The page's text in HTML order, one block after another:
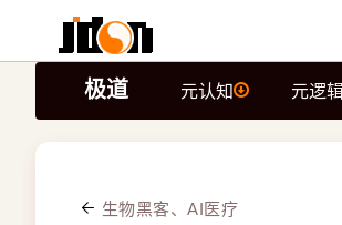
极道 元认知 元逻
生物黑客、AI医疗